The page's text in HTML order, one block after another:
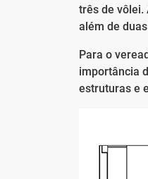
três de vôlei.
além de
Para o
importância
estruturas e